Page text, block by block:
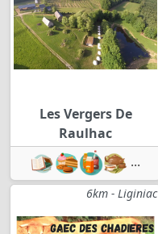
Les Vergers De
Raulhac
...
6km - Liginiac